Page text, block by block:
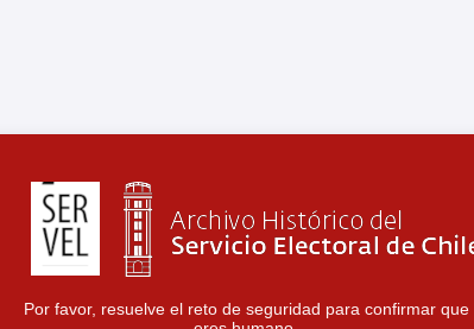
Por favor, resuelve el reto de seguridad para confirmar que